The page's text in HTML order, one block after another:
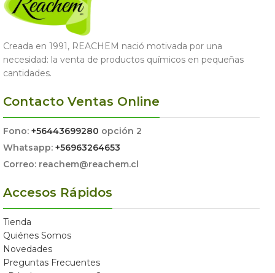
Creada en 1991, REACHEM nació motivada por una
necesidad: la venta de productos químicos en pequeñas
cantidades.
Contacto Ventas Online
Fono: +56443699280 opción 2
Whatsapp: +56963264653
Correo: reachem@reachem.cl
Accesos Rápidos
Tienda
Quiénes Somos
Novedades
Preguntas Frecuentes